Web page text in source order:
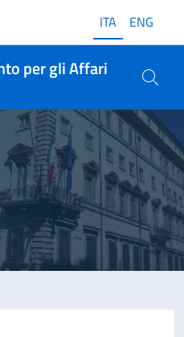
ITA ENG
per gli Affari